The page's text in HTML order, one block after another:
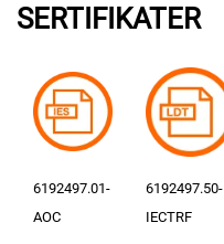
SERTIFIKATER
6192497.01-
AOC
6192497.50-
IECTRF